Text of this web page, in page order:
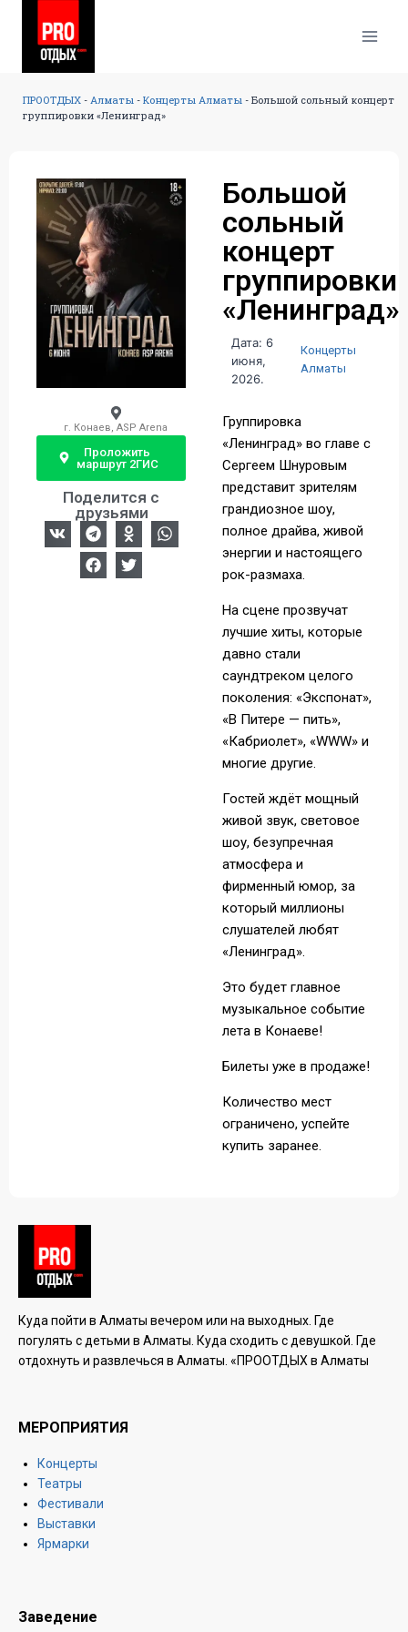
ПРООТДЫХ - Алматы - Концерты Алматы - Большой сольный концерт
группировки «Ленинград»
г. Конаев, ASP Arena
Проложить
маршрут 2ГИС
Поделится с
друзьями
Большой
сольный
концерт
группировки
«Ленинград»
Дата: 6
июня,
2026.
Концерты
Алматы
Группировка
«Ленинград» во главе с
Сергеем Шнуровым
представит зрителям
грандиозное шоу,
полное драйва, живой
энергии и настоящего
рок-размаха.
На сцене прозвучат
лучшие хиты, которые
давно стали
саундтреком целого
поколения: «Экспонат»,
«В Питере — пить»,
«Кабриолет», «WWW» и
многие другие.
Гостей ждёт мощный
живой звук, световое
шоу, безупречная
атмосфера и
фирменный юмор, за
который миллионы
слушателей любят
«Ленинград».
Это будет главное
музыкальное событие
лета в Конаеве!
Билеты уже в продаже!
Количество мест
ограничено, успейте
купить заранее.
Куда пойти в Алматы вечером или на выходных. Где
погулять с детьми в Алматы. Куда сходить с девушкой. Где
отдохнуть и развлечься в Алматы. «ПРООТДЫХ в Алматы
МЕРОПРИЯТИЯ
Концерты
Театры
Фестивали
Выставки
Ярмарки
Заведение